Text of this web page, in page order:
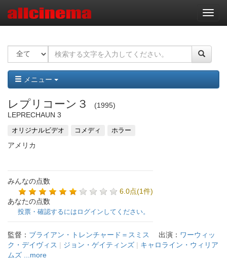
ナ
ビ
ー
ョ
ン
メニュー
レプリコーン３
1995
LEPRECHAUN 3
オリジナルビデオ コメディ ホラー
アメリカ
みんなの点数
6.0点(1件)
あなたの点数
投票・確認するにはログインしてください。
監督： ブライアン・トレンチャード＝スミス 出演： ワーウィッ
ク・デイヴィス | ジョン・ゲイティンズ | キャロライン・ウィリア
ムズ
...more